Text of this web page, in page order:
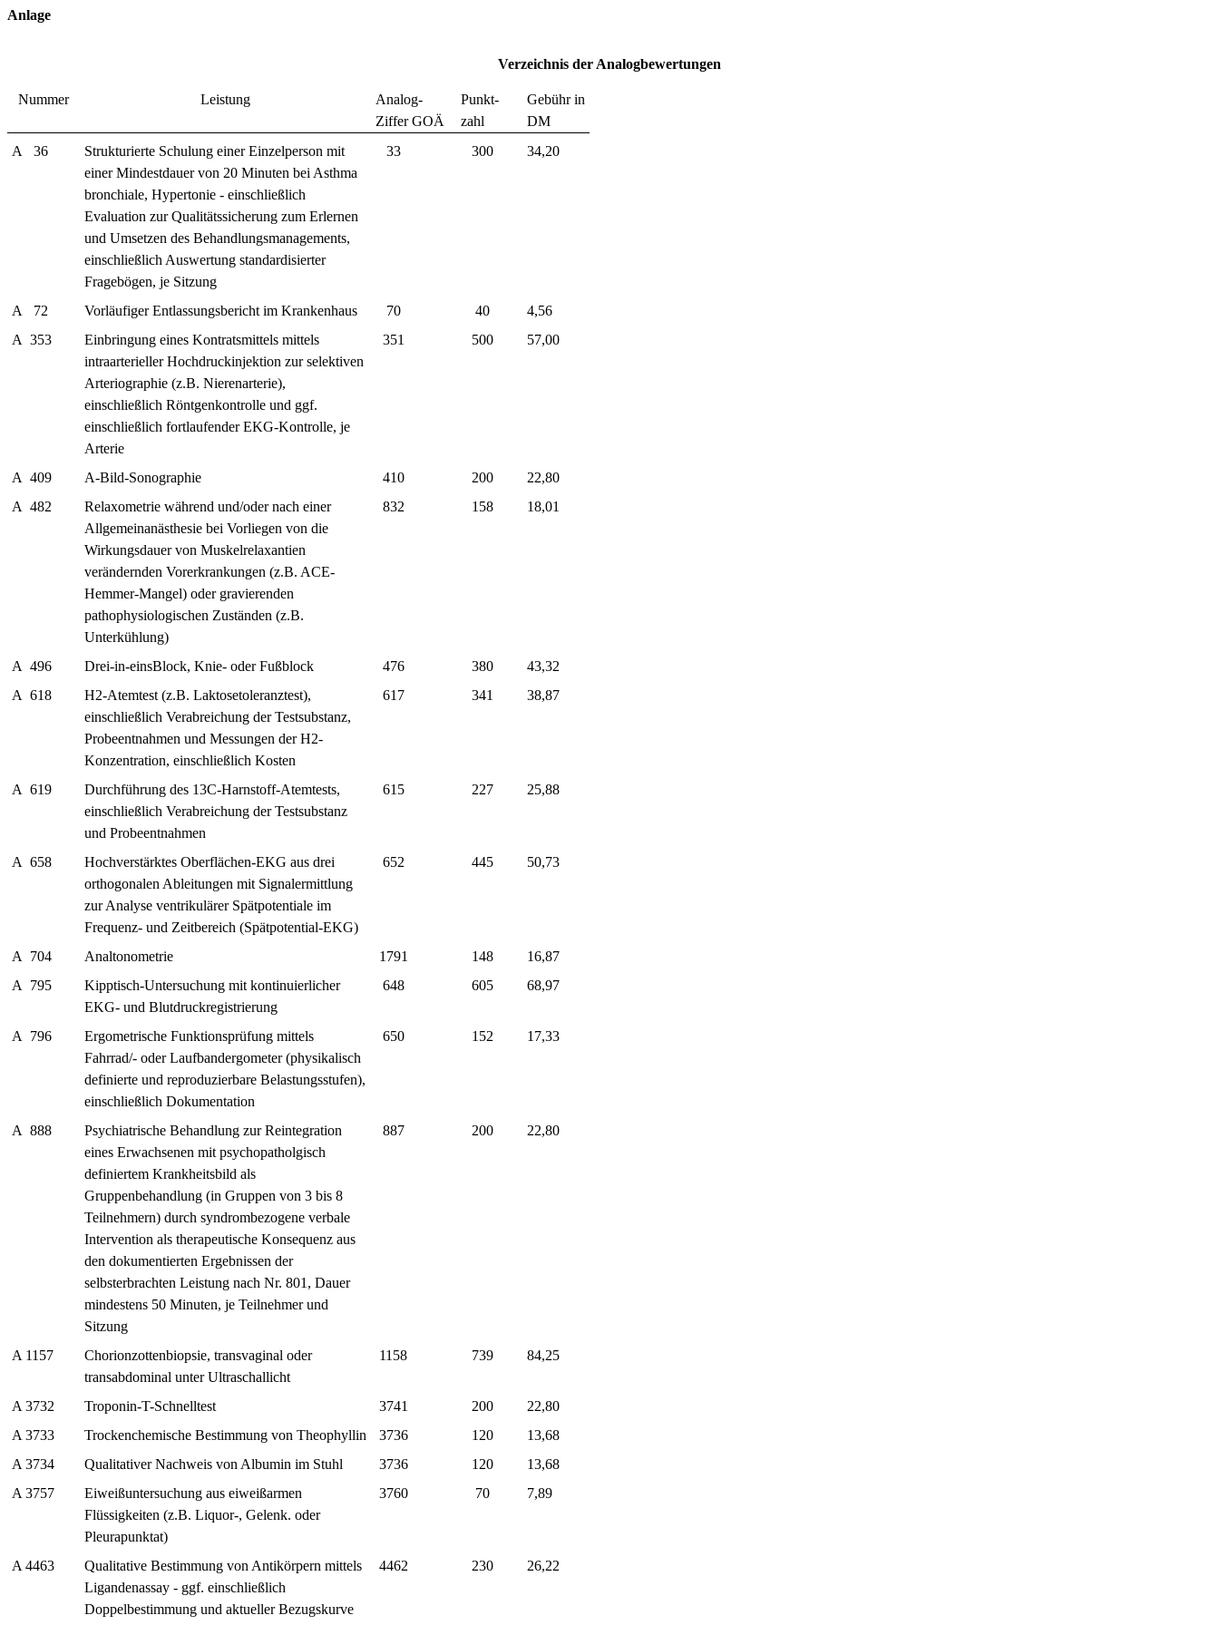
Anlage
Verzeichnis der Analogbewertungen
Nummer Leistung
Analog-
Ziffer GOÄ
Punkt-
zahl
Gebühr in
DM
A
36
Strukturierte Schulung einer Einzelperson mit
einer Mindestdauer von 20 Minuten bei Asthma
bronchiale, Hypertonie - einschließlich
Evaluation zur Qualitätssicherung zum Erlernen
und Umsetzen des Behandlungsmanagements,
einschließlich Auswertung standardisierter
Fragebögen, je Sitzung
33 300 34,20
A 72 Vorläufiger Entlassungsbericht im Krankenhaus 70 40
4,56
A 353
Einbringung eines Kontratsmittels mittels
intraarterieller Hochdruckinjektion zur selektiven
Arteriographie (z.B. Nierenarterie),
einschließlich Röntgenkontrolle und ggf.
einschließlich fortlaufender EKG-Kontrolle, je
Arterie
351 500 57,00
A 409 A-Bild-Sonographie 410 200
22,80
A 482
Relaxometrie während und/oder nach einer
Allgemeinanästhesie bei Vorliegen von die
Wirkungsdauer von Muskelrelaxantien
verändernden Vorerkrankungen (z.B. ACE-
Hemmer-Mangel) oder gravierenden
pathophysiologischen Zuständen (z.B.
Unterkühlung)
832 158 18,01
A 496 Drei-in-einsBlock, Knie- oder Fußblock 476 380
43,32
A 618
H2-Atemtest (z.B. Laktosetoleranztest),
einschließlich Verabreichung der Testsubstanz,
Probeentnahmen und Messungen der H2-
Konzentration, einschließlich Kosten
617 341 38,87
A 619
Durchführung des 13C-Harnstoff-Atemtests,
einschließlich Verabreichung der Testsubstanz
und Probeentnahmen
615 227 25,88
A 658
Hochverstärktes Oberflächen-EKG aus drei
orthogonalen Ableitungen mit Signalermittlung
zur Analyse ventrikulärer Spätpotentiale im
Frequenz- und Zeitbereich (Spätpotential-EKG)
652 445 50,73
A 704 Analtonometrie 1791 148
16,87
A
795
Kipptisch-Untersuchung mit kontinuierlicher
EKG- und Blutdruckregistrierung
648 605 68,97
A 796
Ergometrische Funktionsprüfung mittels
Fahrrad/- oder Laufbandergometer (physikalisch
definierte und reproduzierbare Belastungsstufen),
einschließlich Dokumentation
650 152 17,33
A 888
Psychiatrische Behandlung zur Reintegration
eines Erwachsenen mit psychopatholgisch
definiertem Krankheitsbild als
Gruppenbehandlung (in Gruppen von 3 bis 8
Teilnehmern) durch syndrombezogene verbale
Intervention als therapeutische Konsequenz aus
den dokumentierten Ergebnissen der
selbsterbrachten Leistung nach Nr. 801, Dauer
mindestens 50 Minuten, je Teilnehmer und
Sitzung
887 200 22,80
A 1157
Chorionzottenbiopsie, transvaginal oder
transabdominal unter Ultraschallicht
1158 739 84,25
A 3732 Troponin-T-Schnelltest 3741 200
22,80
A 3733
Trockenchemische Bestimmung von Theophyllin 3736 120
13,68
A 3734
Qualitativer Nachweis von Albumin im Stuhl 3736 120
13,68
A 3757
Eiweißuntersuchung aus eiweißarmen
Flüssigkeiten (z.B. Liquor-, Gelenk. oder
Pleurapunktat)
3760 70 7,89
A 4463
Qualitative Bestimmung von Antikörpern mittels
Ligandenassay - ggf. einschließlich
Doppelbestimmung und aktueller Bezugskurve
4462 230 26,22